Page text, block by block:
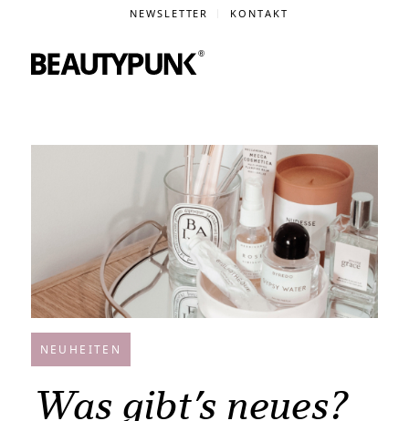
NEWSLETTER KONTAKT
NEUHEITEN
Was gibt’s neues?